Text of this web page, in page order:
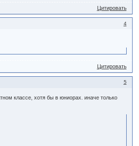
Цитировать
4
Цитировать
5
классе, хотя бы в юниорах. иначе только